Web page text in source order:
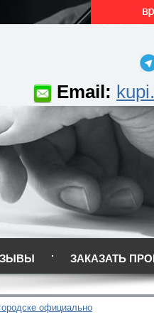
Email:
ЗАКАЗАТЬ
официально